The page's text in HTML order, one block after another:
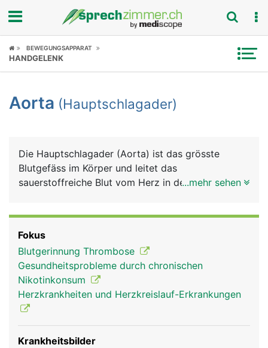
Fokus
Symptome
News
Rubriken
BEWEGUNGSAPPARAT
HANDGELENK
Aorta (Hauptschlagader)
Die Hauptschlagader (Aorta) ist das grösste
Blutgefäss im Körper und leitet das
sauerstoffreiche Blut vom Herz in den Körper. Sie
nach hinten und zieht dann durch den Brustkorb
und das Zwerchfell in den Bauchraum. Oberhalb
des Zwerchfells wird sie als Brustaorta, unterhalb
als Bauchaorta bezeichnet. Von ihr gehen wichtige
Blutgefässe ab: die Halsschlagadern zur
Versorgung des Gehirns und die beiden
Schlüsselbeinarterien, die die Arme versorgen. Im
Bauch entspringen aus der Aorta die grossen Äste
...mehr sehen
Fokus
Blutgerinnung Thrombose
Gesundheitsprobleme durch chronischen
Nikotinkonsum
Herzkrankheiten und Herzkreislauf-Erkrankungen
Krankheitsbilder